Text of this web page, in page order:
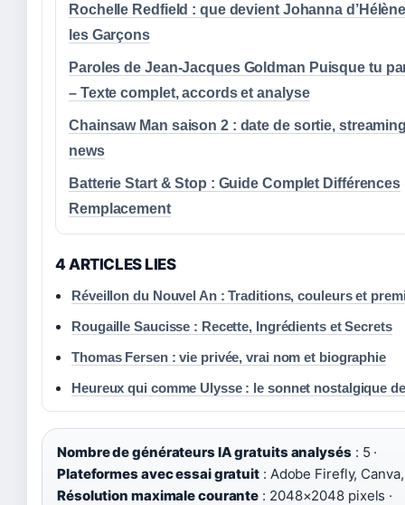
Rochelle Redfield : que devient Johanna
les Garçons
Paroles de Jean-Jacques Goldman Puisque tu
– Texte complet, accords et analyse
Chainsaw Man saison 2 : date de sortie,
news
Batterie Start & Stop : Guide Complet Différences
Remplacement
4 ARTICLES LIES
Réveillon du Nouvel An : Traditions, couleurs et
Rougaille Saucisse : Recette, Ingrédients et Secrets
Thomas Fersen : vie privée, vrai nom et biographie
Heureux qui comme Ulysse : le sonnet nostalgique
Nombre de générateurs IA gratuits analysés: 5 ·
Plateformes avec essai gratuit : Adobe Firefly, Canva,
Résolution maximale courante : 2048×2048 pixels ·